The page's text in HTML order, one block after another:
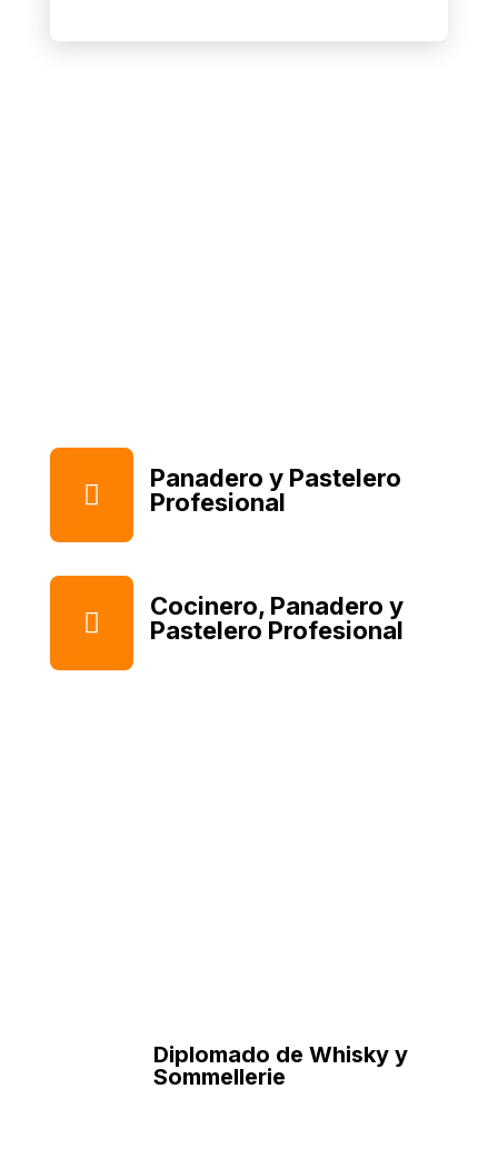

Panadero y Pastelero
Profesional

Cocinero, Panadero y
Pastelero Profesional
Diplomado de Whisky y
Sommellerie